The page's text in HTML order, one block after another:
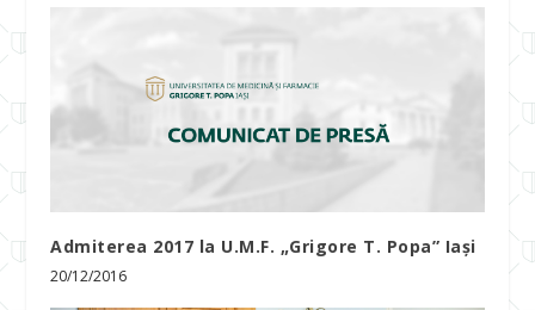
Admiterea 2017 la U.M.F. „Grigore T. Popa” Iași
20/12/2016